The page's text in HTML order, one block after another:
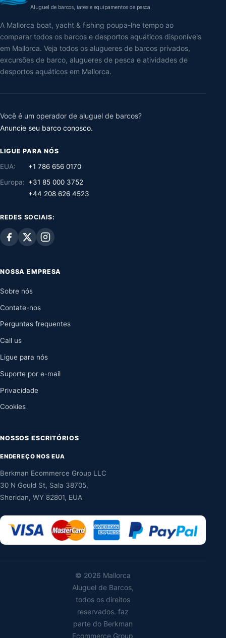
Aluguel de barcos, iates e equipamentos de pesca.
A Mallorca boat, yacht & fishing poupa-lhe tempo ao
comparar todos os barcos e desportos aquáticos disponíveis
em Mallorca. Veja todos os alugueres de barcos privados,
excursões de barco, alugueres de pesca e atividades de
desportos aquáticos em Mallorca.
Você é um operador de aluguel de barcos?
Anuncie seu barco conosco.
LIGUE PARA NÓS
EUA:
+1 786 656 0170
Europa: +31 85 000 3752
+44 208 626 4523
REDES SOCIAIS:
NOSSA EMPRESA
Sobre nós
Contate-nos
Perguntas frequentes
Call us
Ligue para nós
Suporte por e-mail
Privacidade
Cookies
NOSSOS ESCRITÓRIOS
ENDEREÇO NOS EUA
Berkman Ecommerce Group LLC
30 N Gould St, Sala 38705,
Sheridan, WY 82801, EUA
© 2026 Mallorca
Aluguel de Barcos,
todos os direitos
reservados. faz
parte do Berkman
Ecommerce Group